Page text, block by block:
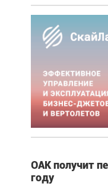
ОАК получит
году